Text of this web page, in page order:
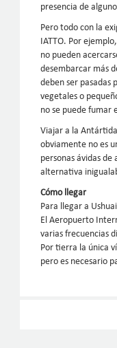
presencia de
Pero todo con la
IATTO. Por
no pueden
desembarcar más
deben ser pasadas
vegetales o
no se puede fumar
Viajar a la
obviamente no es
personas ávidas de
alternativa
Cómo llegar
Para llegar a
El Aeropuerto
varias frecuencias
Por tierra la única
pero es necesario